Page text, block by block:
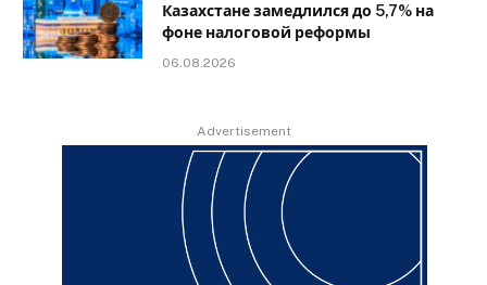
Казахстане замедлился до 5,7% на
фоне налоговой реформы
06.08.2026
Advertisement